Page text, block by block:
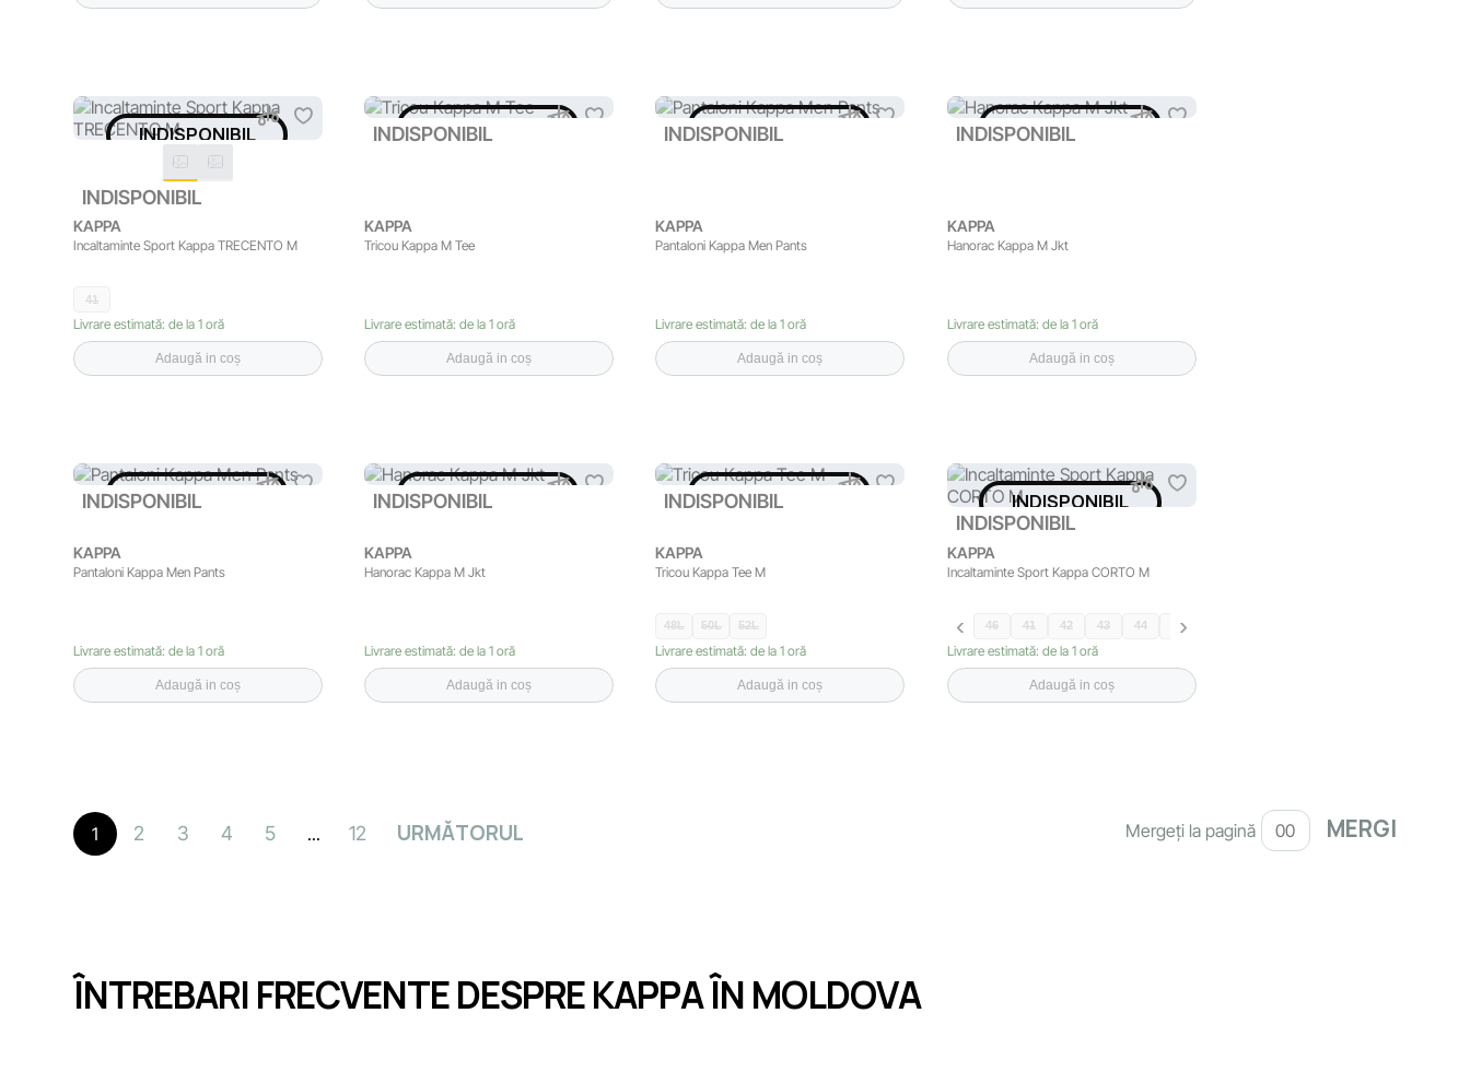
INDISPONIBIL
INDISPONIBIL
KAPPA
Incaltaminte Sport Kappa TRECENTO M
41
Livrare estimată: de la 1 oră
Adaugă in coș
INDISPONIBIL
INDISPONIBIL
KAPPA
Tricou Kappa M Tee
Livrare estimată: de la 1 oră
Adaugă in coș
INDISPONIBIL
INDISPONIBIL
KAPPA
Pantaloni Kappa Men Pants
Livrare estimată: de la 1 oră
Adaugă in coș
INDISPONIBIL
INDISPONIBIL
KAPPA
Hanorac Kappa M Jkt
Livrare estimată: de la 1 oră
Adaugă in coș
INDISPONIBIL
INDISPONIBIL
KAPPA
Pantaloni Kappa Men Pants
Livrare estimată: de la 1 oră
Adaugă in coș
INDISPONIBIL
INDISPONIBIL
KAPPA
Hanorac Kappa M Jkt
Livrare estimată: de la 1 oră
Adaugă in coș
INDISPONIBIL
INDISPONIBIL
KAPPA
Tricou Kappa Tee M
48L 50L 52L
Livrare estimată: de la 1 oră
Adaugă in coș
INDISPONIBIL
INDISPONIBIL
KAPPA
Incaltaminte Sport Kappa CORTO M
46 41 42 43 44 45
Livrare estimată: de la 1 oră
Adaugă in coș
1 2 3 4 5 ... 12 URMĂTORUL Mergeți la pagină
ÎNTREBARI FRECVENTE DESPRE KAPPA ÎN MOLDOVA